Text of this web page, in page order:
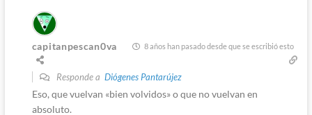
capitanpescan0va 8 años han pasado desde que se escribió esto
Responde a Diógenes Pantarújez
Eso, que vuelvan «bien volvidos» o que no vuelvan en
absoluto.